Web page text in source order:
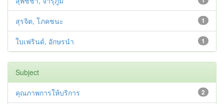
1
สุรจิต, โภคชนะ
1
ใบเฟรินด์, อักษรนำ
Subject
2
คุณภาพการให้บริการ